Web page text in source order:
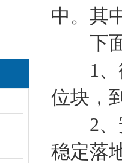
中。其
下面
1、待
位块，
2、安
稳定落